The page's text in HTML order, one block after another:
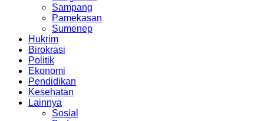
Sampang
Pamekasan
Sumenep
Hukrim
Birokrasi
Politik
Ekonomi
Pendidikan
Kesehatan
Lainnya
Sosial